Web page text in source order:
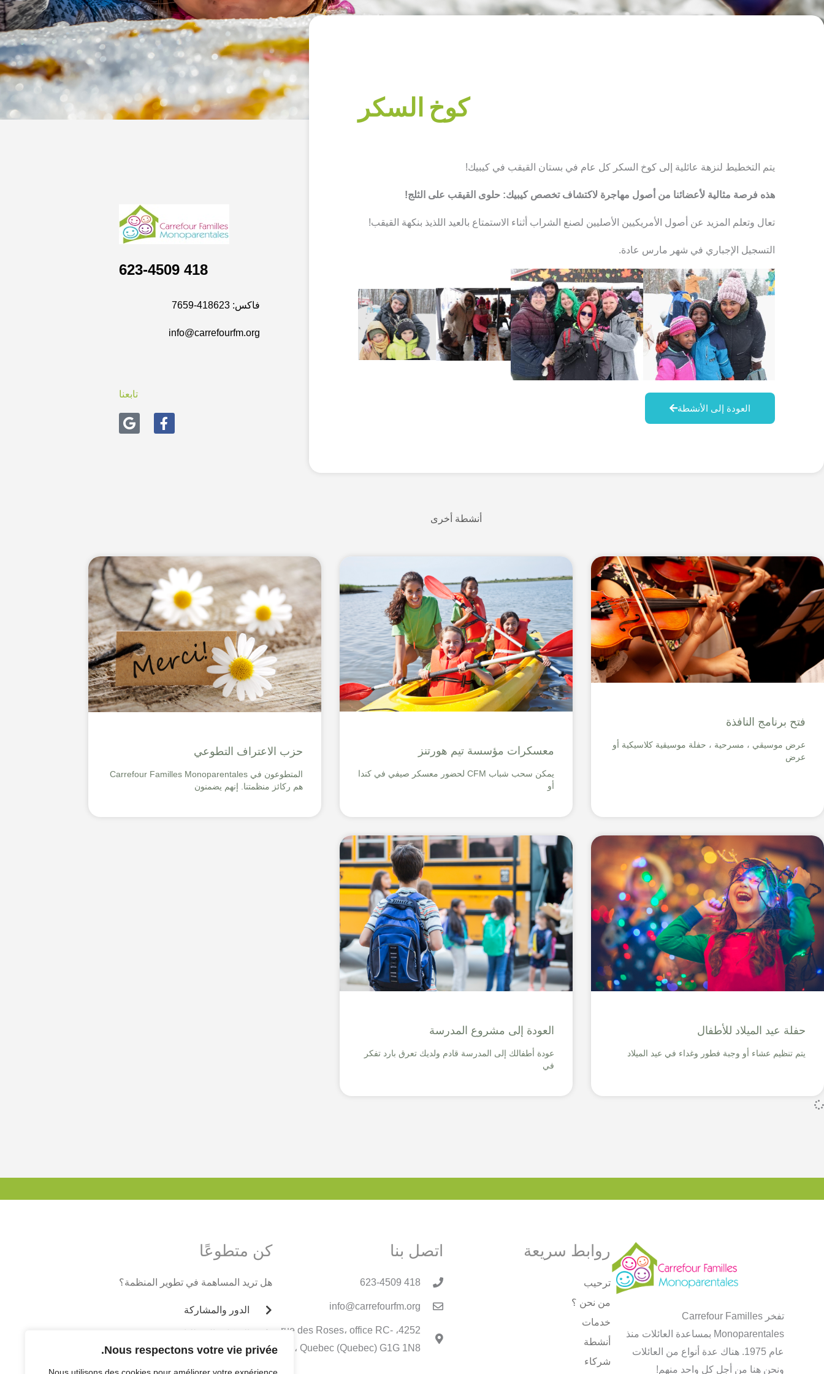
Nous respectons votre vie privée.
كوخ السكر
يتم التخطيط لنزهة عائلية إلى كوخ السكر كل عام في بستان القيقب في كيبيك!
هذه فرصة مثالية لأعضائنا من أصول مهاجرة لاكتشاف تخصص كيبيك: حلوى القيقب على الثلج!
تعال وتعلم المزيد عن أصول الأمريكيين الأصليين لصنع الشراب أثناء الاستمتاع بالعيد اللذيذ بنكهة القيقب!
التسجيل الإجباري في شهر مارس عادة.
العودة إلى الأنشطة
418 623-4509
فاكس: 418623-7659
info@carrefourfm.org
تابعنا
F
a
G
o
أنشطة أخرى
فتح برنامج النافذة
عرض موسيقي ، مسرحية ، حفلة موسيقية كلاسيكية أو
عرض
معسكرات مؤسسة تيم هورتنز
يمكن سحب شباب CFM لحضور معسكر صيفي في كندا
أو
حزب الاعتراف التطوعي
المتطوعون في Carrefour Familles Monoparentales
هم ركائز منظمتنا. إنهم يضمنون
حفلة عيد الميلاد للأطفال
يتم تنظيم عشاء أو وجبة فطور وغداء في عيد الميلاد
العودة إلى مشروع المدرسة
عودة أطفالك إلى المدرسة قادم ولديك تعرق بارد تفكر
في
تفخر Carrefour Familles
Monoparentales بمساعدة العائلات منذ
عام 1975. هناك عدة أنواع من العائلات
ونحن هنا من أجل كل واحد منهم!
روابط سريعة
ترحيب
من نحن ؟
خدمات
أنشطة
شركاء
اتصل بنا
418 623-4509
info@carrefourfm.org
4252، rue des Roses، office RC-
05، Quebec (Quebec) G1G 1N8
كن متطوعًا
هل تريد المساهمة في تطوير المنظمة؟
الدور والمشاركة